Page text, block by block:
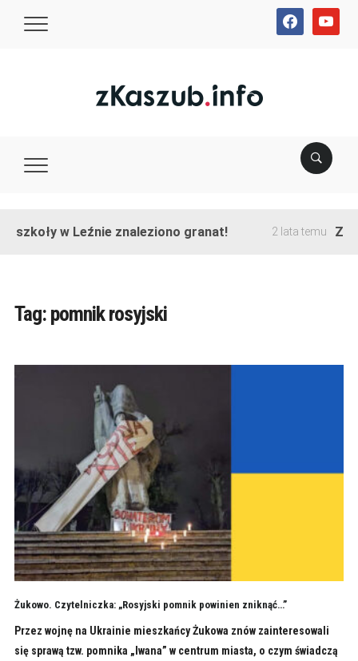
facebookyoutube
szkoły w Leźnie znaleziono granat! 2 lata temu
Tag: pomnik rosyjski
Żukowo. Czytelniczka: „Rosyjski pomnik powinien zniknąć…”
Przez wojnę na Ukrainie mieszkańcy Żukowa znów zainteresowali
się sprawą tzw. pomnika „Iwana” w centrum miasta, o czym świadczą